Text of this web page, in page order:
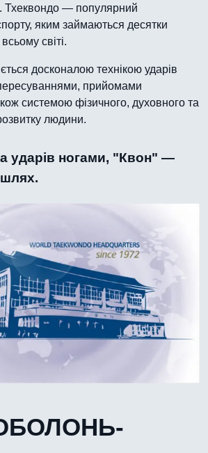
Тхеквондо — популярний
яким займаються десятки
світі.
досконалою технікою ударів
прийомами
системою фізичного, духовного та
людини.
ударів ногами, "Квон" —